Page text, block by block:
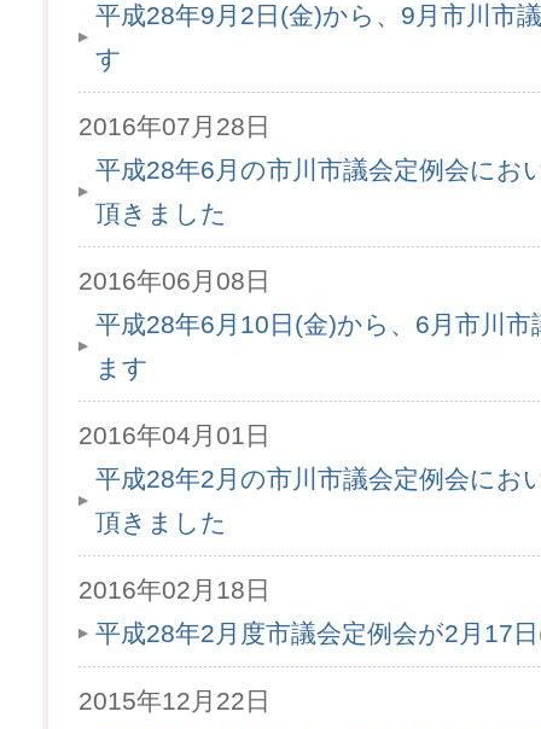
平成28年9月2日(金)から、9月市川市
す
2016年07月28日
平成28年6月の市川市議会定例会にお
頂きました
2016年06月08日
平成28年6月10日(金)から、6月市川
ます
2016年04月01日
平成28年2月の市川市議会定例会にお
頂きました
2016年02月18日
平成28年2月度市議会定例会が2月17
2015年12月22日